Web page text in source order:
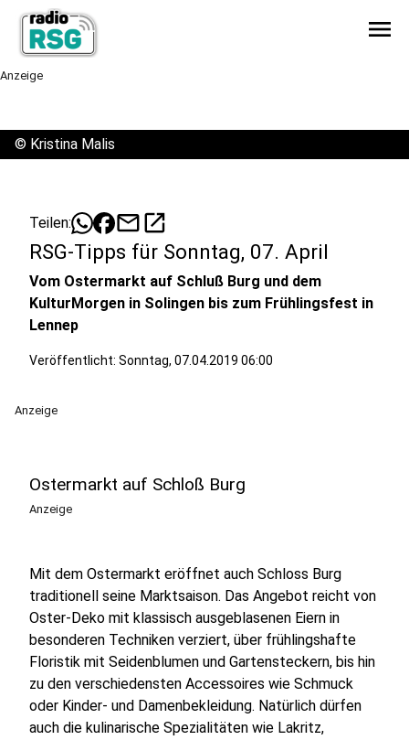
menu
Anzeige
© Kristina Malis
Teilen: mailopen_in_new
RSG-Tipps für Sonntag, 07. April
Vom Ostermarkt auf Schluß Burg und dem
KulturMorgen in Solingen bis zum Frühlingsfest in
Lennep
Veröffentlicht: Sonntag, 07.04.2019 06:00
Anzeige
Ostermarkt auf Schloß Burg
Anzeige
Mit dem Ostermarkt eröffnet auch Schloss Burg
traditionell seine Marktsaison. Das Angebot reicht von
Oster-Deko mit klassisch ausgeblasenen Eiern in
besonderen Techniken verziert, über frühlingshafte
Floristik mit Seidenblumen und Gartensteckern, bis hin
zu den verschiedensten Accessoires wie Schmuck
oder Kinder- und Damenbekleidung. Natürlich dürfen
auch die kulinarische Spezialitäten wie Lakritz,